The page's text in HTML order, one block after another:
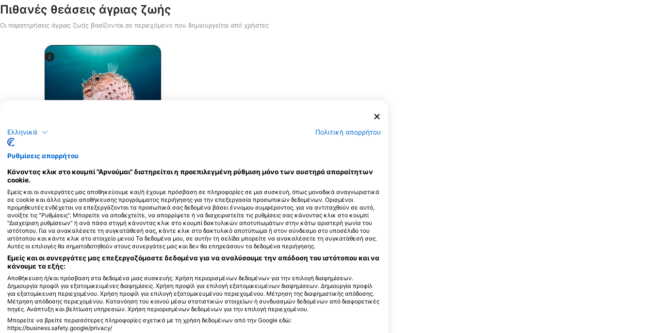
Πιθανές θεάσεις άγριας ζωής
Οι παρατηρήσεις άγριας ζωής βασίζονται σε περιεχόμενο που δημιουργείται από χρήστες
iStock-stephankerkhofs
J F M A M J J A S O N D
Κέντρα κατάδυσης που εξυπηρετούν αυτό το σημείο κατάδυσης
CNMDIVE
Avenida Cesar Puglia, 55, 13211-698
JUNDIAI, SP - ΒΡΑΖΙΛΙΑ
Cia do Mergulho, @ciadomergulho
Avenida Leitão da Silva 141 Sala 203,
Ελληνικά Πολιτική απορρήτου
Ρυθμίσεις απορρήτου
Κάνοντας κλικ στο κουμπί "Αρνούμαι" διατηρείται η προεπιλεγμένη ρύθμιση μόνο των αυστηρά απαραίτητων
cookie.
Εμείς και οι συνεργάτες μας αποθηκεύουμε και/ή έχουμε πρόσβαση σε πληροφορίες σε μια συσκευή, όπως μοναδικά αναγνωριστικά
σε cookie και άλλο χώρο αποθήκευσης προγράμματος περιήγησης για την επεξεργασία προσωπικών δεδομένων. Ορισμένοι
προμηθευτές ενδέχεται να επεξεργάζονται τα προσωπικά σας δεδομένα βάσει έννομου συμφέροντος, για να αντιταχθούν σε αυτό,
ανοίξτε τις "Ρυθμίσεις". Μπορείτε να αποδεχτείτε, να απορρίψετε ή να διαχειριστείτε τις ρυθμίσεις σας κάνοντας κλικ στο κουμπί
"Διαχείριση ρυθμίσεων" ή ανά πάσα στιγμή κάνοντας κλικ στο κουμπί δακτυλικών αποτυπωμάτων στην κάτω αριστερή γωνία του
ιστότοπου. Για να ανακαλέσετε τη συγκατάθεσή σας, κάντε κλικ στο δακτυλικό αποτύπωμα ή στον σύνδεσμο στο υποσέλιδο του
ιστότοπου και κάντε κλικ στο στοιχείο μενού Τα δεδομένα μου, σε αυτήν τη σελίδα μπορείτε να ανακαλέσετε τη συγκατάθεσή σας.
Αυτές οι επιλογές θα σηματοδοτηθούν στους συνεργάτες μας και δεν θα επηρεάσουν τα δεδομένα περιήγησης.
Εμείς και οι συνεργάτες μας επεξεργαζόμαστε δεδομένα για να αναλύσουμε την απόδοση του ιστότοπου και να
κάνουμε τα εξής:
Αποθήκευση ή/και πρόσβαση στα δεδομένα μιας συσκευής. Χρήση περιορισμένων δεδομένων για την επιλογή διαφημίσεων.
Δημιουργία προφίλ για εξατομικευμένες διαφημίσεις. Χρήση προφίλ για επιλογή εξατομικευμένων διαφημίσεων. Δημιουργία προφίλ
για εξατομίκευση περιεχομένου. Χρήση προφίλ για επιλογή εξατομικευμένου περιεχομένου. Μέτρηση της διαφημιστικής απόδοσης.
Μέτρηση απόδοσης περιεχομένου. Κατανόηση του κοινού μέσω στατιστικών στοιχείων ή συνδυασμών δεδομένων από διαφορετικές
πηγές. Ανάπτυξη και βελτίωση υπηρεσιών. Χρήση περιορισμένων δεδομένων για την επιλογή περιεχομένου.
Μπορείτε να βρείτε περισσότερες πληροφορίες σχετικά με τη χρήση δεδομένων από την Google εδώ:
https://business.safety.google/privacy/